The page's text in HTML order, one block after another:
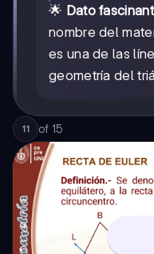
🌟 Dato
nombre del
es una de las
geometría del
11 of 15